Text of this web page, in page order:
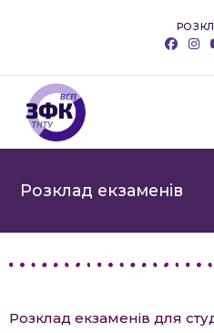
Розклад екзаменів
Розклад екзаменів для